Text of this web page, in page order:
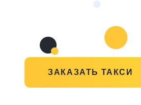
ЗАКАЗАТЬ ТАКСИ